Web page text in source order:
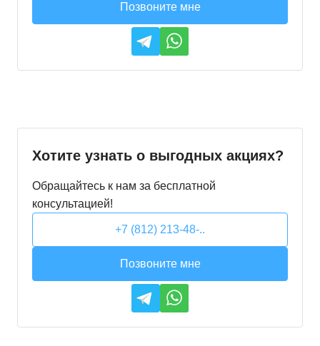
Позвоните мне
Хотите узнать о выгодных акциях?
Обращайтесь к нам за бесплатной
консультацией!
+7 (812) 213-48-..
Позвоните мне